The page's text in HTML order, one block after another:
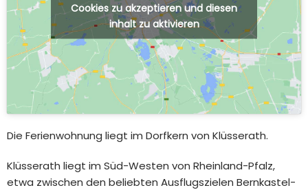
Cookies zu akzeptieren und diesen
inhalt zu aktivieren
Die Ferienwohnung liegt im Dorfkern von Klüsserath.
Klüsserath liegt im Süd-Westen von Rheinland-Pfalz,
etwa zwischen den beliebten Ausflugszielen Bernkastel-